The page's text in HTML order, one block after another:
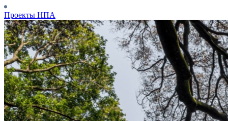
Проекты НПА